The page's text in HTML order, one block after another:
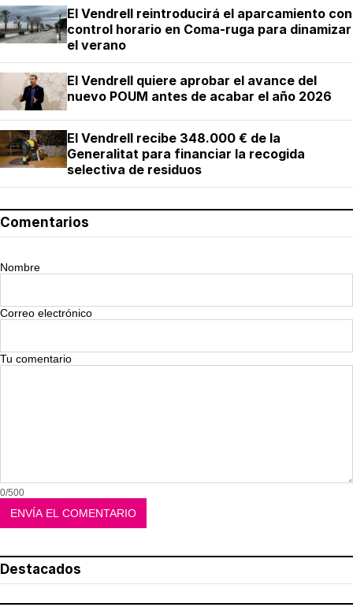
El Vendrell reintroducirá el aparcamiento con
control horario en Coma-ruga para dinamizar
el verano
El Vendrell quiere aprobar el avance del
nuevo POUM antes de acabar el año 2026
El Vendrell recibe 348.000 € de la
Generalitat para financiar la recogida
selectiva de residuos
Comentarios
Nombre
Correo electrónico
Tu comentario
0/500
Destacados